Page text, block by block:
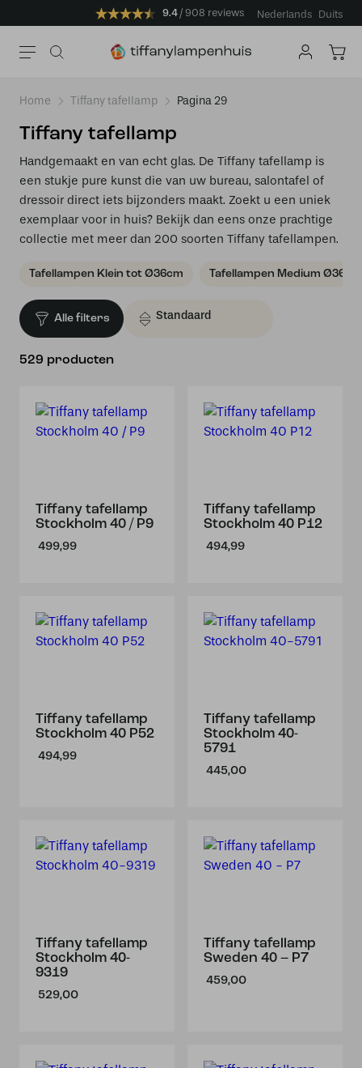
9.4 908 reviews Nederlands Duits
Home Tiffany tafellamp Pagina 29
Tiffany tafellamp
Handgemaakt en van echt glas. De Tiffany tafellamp is
een stukje pure kunst die van uw bureau, salontafel of
dressoir direct iets bijzonders maakt. Zoekt u een uniek
exemplaar voor in huis? Bekijk dan eens onze prachtige
collectie met meer dan 200 soorten Tiffany tafellampen.
Tafellampen Klein tot Ø36cm Tafellampen Medium Ø36 -
Alle filters
529 producten
Tiffany tafellamp
Stockholm 40 / P9
499,99
Tiffany tafellamp
Stockholm 40 P12
494,99
Tiffany tafellamp
Stockholm 40 P52
494,99
Tiffany tafellamp
Stockholm 40-
5791
445,00
Tiffany tafellamp
Stockholm 40-
9319
529,00
Tiffany tafellamp
Sweden 40 – P7
459,00